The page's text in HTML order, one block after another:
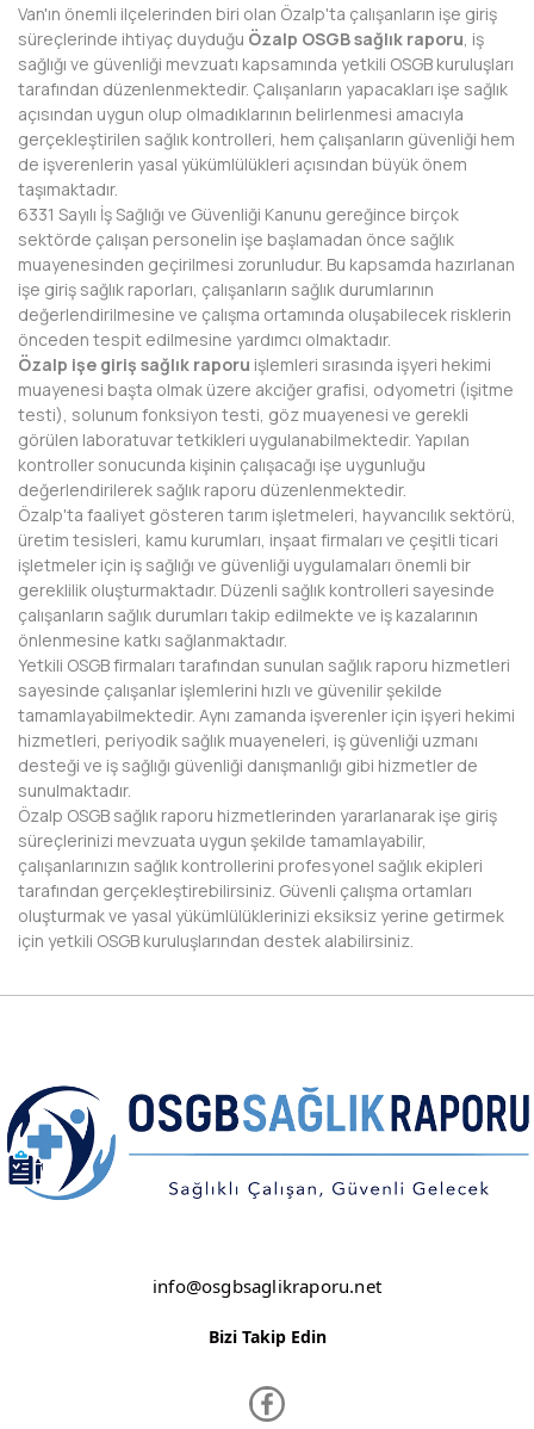
ANTALYA
ARDAHAN
ARTVİN
AYDIN
BALIKESİR
BARTIN
BATMAN
BAYBURT
BİLECİK
BİNGÖL
BİTLİS
BOLU
BURDUR
BURSA
ÇANAKKALE
ÇANKIRI
ÇORUM
DENİZLİ
DİYARBAKIR
ELAZIĞ
ERZİNCAN
ERZURUM
Van'ın önemli ilçelerinden biri olan Özalp'ta çalışanların işe giriş
süreçlerinde ihtiyaç duyduğu Özalp OSGB sağlık raporu , iş
sağlığı ve güvenliği mevzuatı kapsamında yetkili OSGB kuruluşları
tarafından düzenlenmektedir. Çalışanların yapacakları işe sağlık
açısından uygun olup olmadıklarının belirlenmesi amacıyla
gerçekleştirilen sağlık kontrolleri, hem çalışanların güvenliği hem
de işverenlerin yasal yükümlülükleri açısından büyük önem
taşımaktadır.
6331 Sayılı İş Sağlığı ve Güvenliği Kanunu gereğince birçok
sektörde çalışan personelin işe başlamadan önce sağlık
muayenesinden geçirilmesi zorunludur. Bu kapsamda hazırlanan
işe giriş sağlık raporları, çalışanların sağlık durumlarının
değerlendirilmesine ve çalışma ortamında oluşabilecek risklerin
önceden tespit edilmesine yardımcı olmaktadır.
Özalp işe giriş sağlık raporu işlemleri sırasında işyeri hekimi
muayenesi başta olmak üzere akciğer grafisi, odyometri (işitme
testi), solunum fonksiyon testi, göz muayenesi ve gerekli
görülen laboratuvar tetkikleri uygulanabilmektedir. Yapılan
kontroller sonucunda kişinin çalışacağı işe uygunluğu
değerlendirilerek sağlık raporu düzenlenmektedir.
Özalp'ta faaliyet gösteren tarım işletmeleri, hayvancılık sektörü,
üretim tesisleri, kamu kurumları, inşaat firmaları ve çeşitli ticari
işletmeler için iş sağlığı ve güvenliği uygulamaları önemli bir
gereklilik oluşturmaktadır. Düzenli sağlık kontrolleri sayesinde
çalışanların sağlık durumları takip edilmekte ve iş kazalarının
önlenmesine katkı sağlanmaktadır.
Yetkili OSGB firmaları tarafından sunulan sağlık raporu hizmetleri
sayesinde çalışanlar işlemlerini hızlı ve güvenilir şekilde
tamamlayabilmektedir. Aynı zamanda işverenler için işyeri hekimi
hizmetleri, periyodik sağlık muayeneleri, iş güvenliği uzmanı
desteği ve iş sağlığı güvenliği danışmanlığı gibi hizmetler de
sunulmaktadır.
Özalp OSGB sağlık raporu hizmetlerinden yararlanarak işe giriş
süreçlerinizi mevzuata uygun şekilde tamamlayabilir,
çalışanlarınızın sağlık kontrollerini profesyonel sağlık ekipleri
tarafından gerçekleştirebilirsiniz. Güvenli çalışma ortamları
oluşturmak ve yasal yükümlülüklerinizi eksiksiz yerine getirmek
için yetkili OSGB kuruluşlarından destek alabilirsiniz.
info@osgbsaglikraporu.net
Bizi Takip Edin